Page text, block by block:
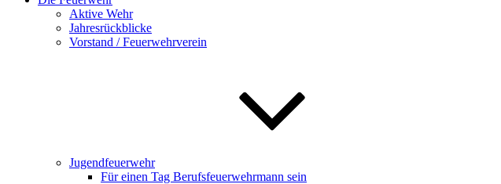
Aktive Wehr
Jahresrückblicke
Vorstand / Feuerwehrverein
Jugendfeuerwehr
Für einen Tag Berufsfeuerwehrmann sein